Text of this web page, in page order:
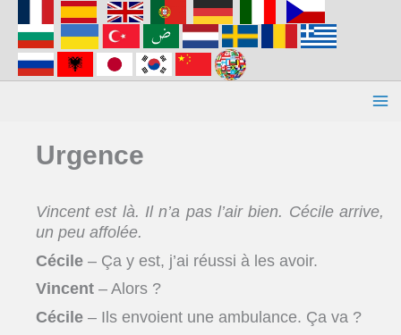
contenu
Urgence
Vincent est là. Il n’a pas l’air bien. Cécile arrive,
un peu affolée.
Cécile – Ça y est, j’ai réussi à les avoir.
Vincent – Alors ?
Cécile – Ils envoient une ambulance. Ça va ?